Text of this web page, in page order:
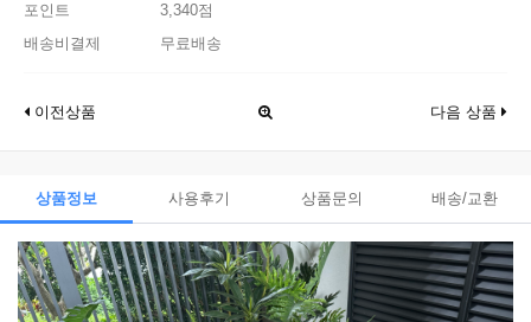
포인트
3,340점
배송비결제
무료배송
이전상품 다음 상품
상품정보 사용후기 상품문의 배송/교환